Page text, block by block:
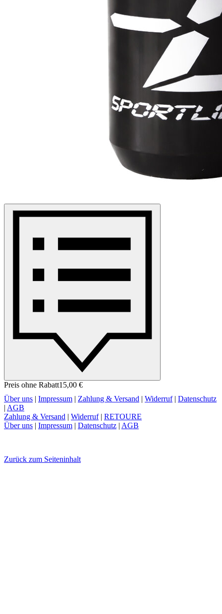
Preis ohne Rabatt15,00 €
Über uns | Impressum | Zahlung & Versand | Widerruf| Datenschutz
| AGB
Zahlung & Versand | Widerruf | RETOURE
Über uns | Impressum | Datenschutz | AGB
Zurück zum Seiteninhalt